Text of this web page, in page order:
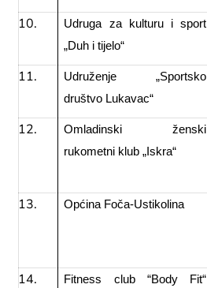
Udruga za kulturu i sport
„Duh i tijelo“
Udruženje „Sportsko
društvo Lukavac“
Omladinski ženski
rukometni klub „Iskra“
Općina Foča-Ustikolina
Fitness club “Body Fit“